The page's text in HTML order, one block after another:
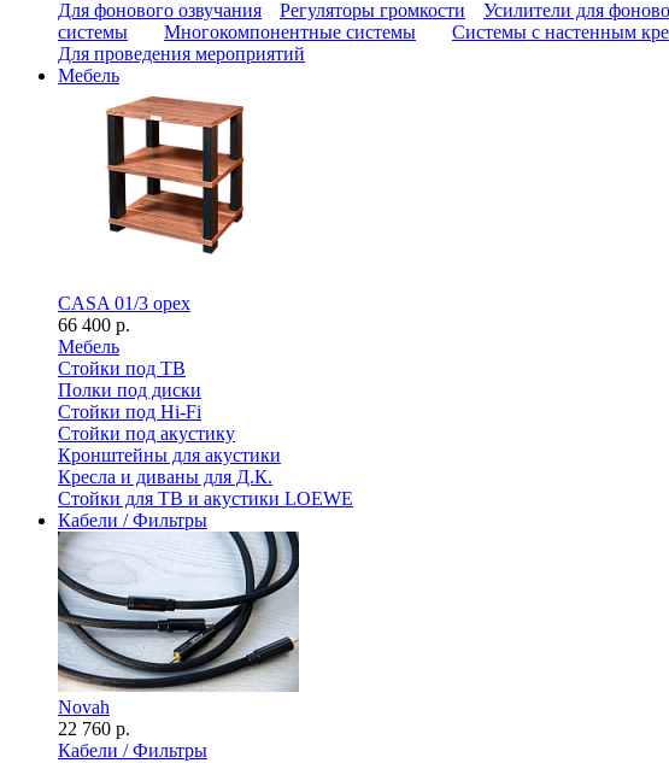
Для фонового озвучания
Регуляторы громкости Усилители для
системы
Многокомпонентные системы
Системы с настенным
Для проведения мероприятий
Мебель
CASA 01/3 орех
66 400 р.
Мебель
Стойки под ТВ
Полки под диски
Стойки под Hi-Fi
Стойки под акустику
Кронштейны для акустики
Кресла и диваны для Д.К.
Стойки для ТВ и акустики LOEWE
Кабели / Фильтры
Novah
22 760 р.
Кабели / Фильтры